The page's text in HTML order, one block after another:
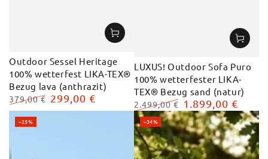
Outdoor Sessel Heritage
100% wetterfest LIKA-TEX®
Bezug lava (anthrazit)
Regulärer
Preis
379,00 €
Verkaufspreis
299,00 €
LUXUS! Outdoor Sofa Puro
100% wetterfester LIKA-
TEX® Bezug sand (natur)
Regulärer
Preis
2.499,00 €
Verkaufspreis
1.899,00 €
–25% –34%